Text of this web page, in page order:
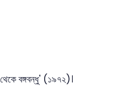
বঙ্গবন্ধু' (১৯৭২)।